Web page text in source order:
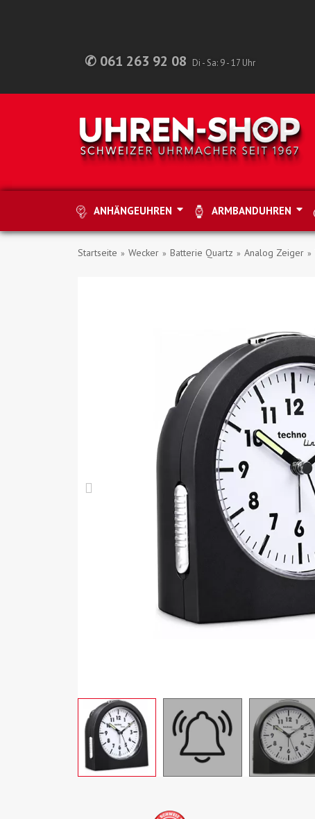
✆ 061 263 92 08 Di - Sa: 9 - 17 Uhr
ANHÄNGEUHREN ARMBANDUHREN
Startseite Wecker Batterie Quartz Analog Zeiger